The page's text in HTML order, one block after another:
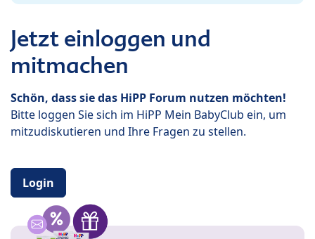
Jetzt einloggen und
mitmachen
Schön, dass sie das HiPP Forum nutzen möchten!
Bitte loggen Sie sich im HiPP Mein BabyClub ein, um
mitzudiskutieren und Ihre Fragen zu stellen.
Login